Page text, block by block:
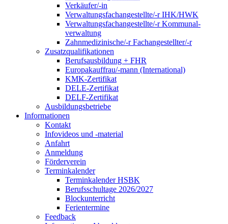
Verkäufer/-in
Verwaltungs­fach­angestellte/-r IHK/HWK
Verwaltungsfach­angestellte/-r Kommunal­
verwaltung
Zahnmedizinische/-r Fachangestellter/-r
Zusatzqualifikationen
Berufsausbildung + FHR
Europakauffrau/-mann (International)
KMK-Zertifikat
DELE-Zertifikat
DELF-Zertifikat
Ausbildungsbetriebe
Informationen
Kontakt
Infovideos und -material
Anfahrt
Anmeldung
Förderverein
Terminkalender
Terminkalender HSBK
Berufsschultage 2026/2027
Blockunterricht
Ferientermine
Feedback